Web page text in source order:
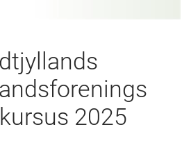
2025